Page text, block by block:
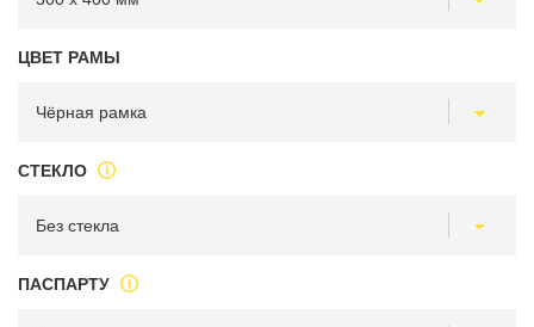
ЦВЕТ РАМЫ
СТЕКЛО
ПАСПАРТУ